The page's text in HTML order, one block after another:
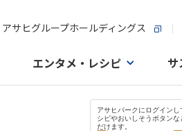
アサヒグループホールディングス
エンタメ・レシピ サ
アサヒパークにログイン
シピやおいしそうボタン
だけます。